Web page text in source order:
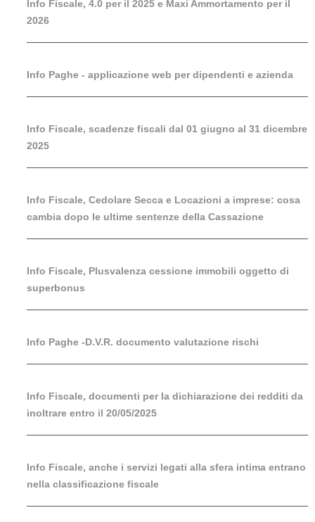
Info Fiscale, 4.0 per il 2025 e Maxi Ammortamento per il
2026
Info Paghe - applicazione web per dipendenti e azienda
Info Fiscale, scadenze fiscali dal 01 giugno al 31 dicembre
2025
Info Fiscale, Cedolare Secca e Locazioni a imprese: cosa
cambia dopo le ultime sentenze della Cassazione
Info Fiscale, Plusvalenza cessione immobili oggetto di
superbonus
Info Paghe -D.V.R. documento valutazione rischi
Info Fiscale, documenti per la dichiarazione dei redditi da
inoltrare entro il 20/05/2025
Info Fiscale, anche i servizi legati alla sfera intima entrano
nella classificazione fiscale